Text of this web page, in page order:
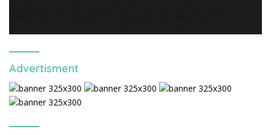
Advertisment